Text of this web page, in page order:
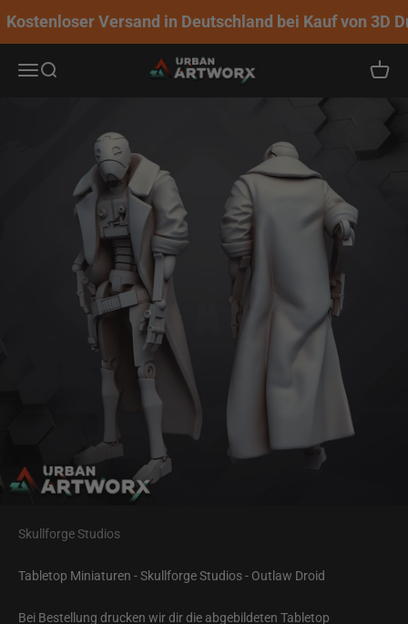
Kostenloser Versand in Deutschland bei Kauf von 3D
Navigationsmenü öffnen
Suche öffnen Urban ArtworX
Skullforge Studios
Tabletop Miniaturen - Skullforge Studios - Outlaw Droid
Bei Bestellung drucken wir dir die abgebildeten Tabletop